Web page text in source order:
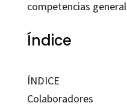
competencias
Índice
ÍNDICE
Colaboradores